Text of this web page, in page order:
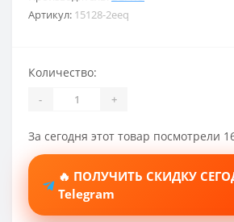
Артикул: 15128-2eeq
Количество:
- +
За сегодня этот товар посмотрели
🔥 ПОЛУЧИТЬ СКИДКУ
Telegram